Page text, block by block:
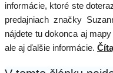
informácie, ktoré ste
predajniach značky
nájdete tu dokonca aj
ale aj ďalšie informácie.